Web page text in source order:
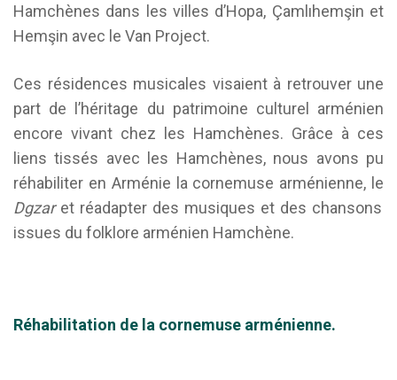
Hamchènes dans les villes d’Hopa, Çamlıhemşin et
Hemşin avec le Van Project.
Ces résidences musicales visaient à retrouver une
part de l’héritage du patrimoine culturel arménien
encore vivant chez les Hamchènes. Grâce à ces
liens tissés avec les Hamchènes, nous avons pu
réhabiliter en Arménie la cornemuse arménienne, le
Dgzaret réadapter des musiques et des chansons
issues du folklore arménien Hamchène.
Réhabilitation de la cornemuse arménienne.